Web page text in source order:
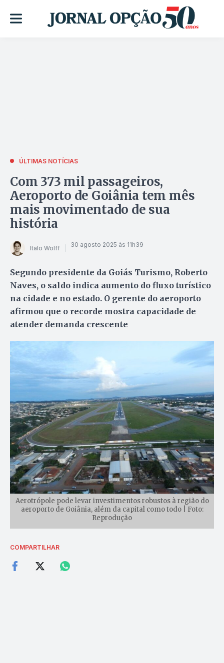
ÚLTIMAS NOTÍCIAS
Com 373 mil passageiros,
Aeroporto de Goiânia tem mês
mais movimentado de sua
história
Italo Wolff 30 agosto 2025 às 11h39
Segundo presidente da Goiás Turismo, Roberto
Naves, o saldo indica aumento do fluxo turístico
na cidade e no estado. O gerente do aeroporto
afirmou que o recorde mostra capacidade de
atender demanda crescente
Aerotrópole pode levar investimentos robustos à região do
aeroporto de Goiânia, além da capital como todo | Foto:
Reprodução
COMPARTILHAR